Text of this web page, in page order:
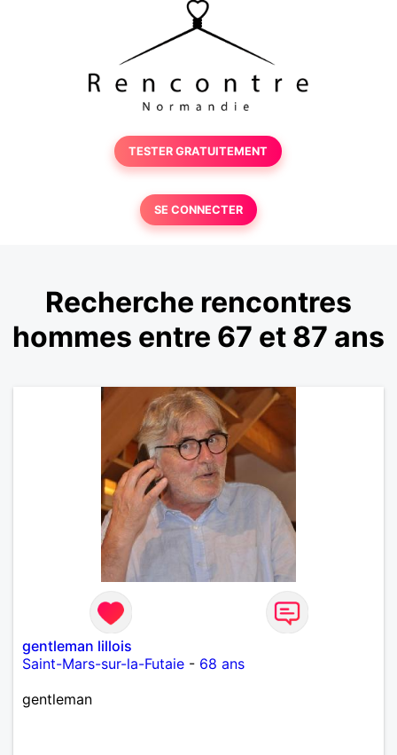
TESTER GRATUITEMENT
SE CONNECTER
Recherche rencontres
hommes entre 67 et 87 ans
gentleman lillois
Saint-Mars-sur-la-Futaie - 68 ans
gentleman